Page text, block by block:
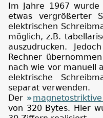
Im Jahre 1967 wurde
etwas vergrößerter
elektrischen
möglich, z.B.
auszudrucken.
Rechner
nach wie vor manuell
elektrische
separat verwenden.
Der
von 320 Bytes. Hier